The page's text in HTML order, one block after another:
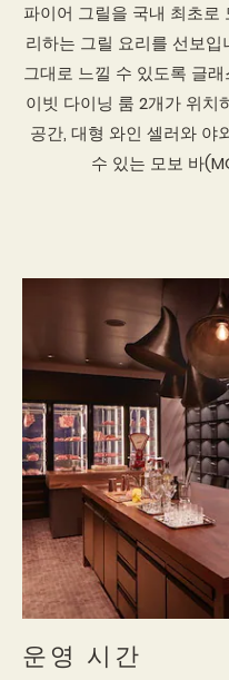
파이어 그릴을 국내 최초로
리하는 그릴 요리를 선보
그대로 느낄 수 있도록 글
이빗 다이닝 룸 2개가 위치
공간, 대형 와인 셀러와 야
수 있는 모보 바
운영 시간